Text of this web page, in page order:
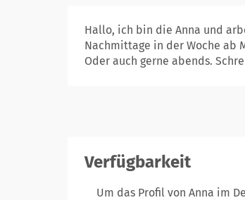
Hallo, ich bin die Anna und
Nachmittage in der Woche ab
Oder auch gerne abends.
Verfügbarkeit
Um das Profil von Anna im